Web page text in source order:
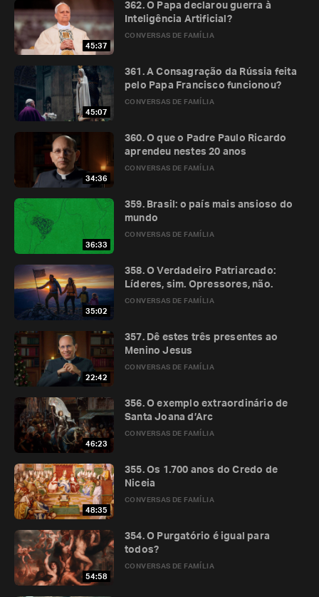
45:37
CONVERSAS DE FAMÍLIA
362. O Papa declarou guerra à
Inteligência Artificial?
45:07
CONVERSAS DE FAMÍLIA
361. A Consagração da Rússia feita
pelo Papa Francisco funcionou?
34:36
CONVERSAS DE FAMÍLIA
360. O que o Padre Paulo Ricardo
aprendeu nestes 20 anos
36:33
CONVERSAS DE FAMÍLIA
359. Brasil: o país mais ansioso do
mundo
35:02
CONVERSAS DE FAMÍLIA
358. O Verdadeiro Patriarcado:
Líderes, sim. Opressores, não.
22:42
CONVERSAS DE FAMÍLIA
357. Dê estes três presentes ao
Menino Jesus
46:23
CONVERSAS DE FAMÍLIA
356. O exemplo extraordinário de
Santa Joana d’Arc
48:35
CONVERSAS DE FAMÍLIA
355. Os 1.700 anos do Credo de
Niceia
54:58
CONVERSAS DE FAMÍLIA
354. O Purgatório é igual para
todos?